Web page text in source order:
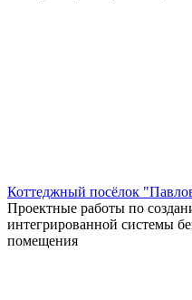
Коттеджный посёлок
Проектные работы по
интегрированной системы
помещения